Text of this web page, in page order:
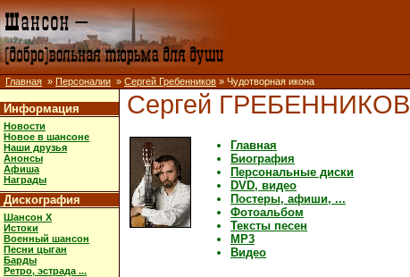
Главная » Персоналии » Сергей Гребенников » Чудотворная икона
Информация
Новости
Новое в шансоне
Наши друзья
Анонсы
Афиша
Награды
Дискография
Шансон X
Истоки
Военный шансон
Песни цыган
Барды
Ретро, эстрада ...
Сергей ГРЕБЕННИКОВ
Главная
Биография
Персональные диски
DVD, видео
Постеры, афиши, ...
Фотоальбом
Тексты песен
MP3
Видео